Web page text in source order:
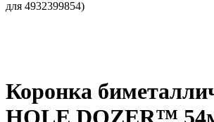
для 4932399854)
Коронка
HOLE DOZER™